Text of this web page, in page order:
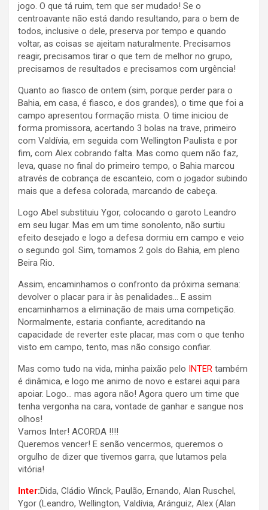
jogo. O que tá ruim, tem que ser mudado! Se o
centroavante não está dando resultando, para o bem de
todos, inclusive o dele, preserva por tempo e quando
voltar, as coisas se ajeitam naturalmente. Precisamos
reagir, precisamos tirar o que tem de melhor no grupo,
precisamos de resultados e precisamos com urgência!
Quanto ao fiasco de ontem (sim, porque perder para o
Bahia, em casa, é fiasco, e dos grandes), o time que foi a
campo apresentou formação mista. O time iniciou de
forma promissora, acertando 3 bolas na trave, primeiro
com Valdívia, em seguida com Wellington Paulista e por
fim, com Alex cobrando falta. Mas como quem não faz,
leva, quase no final do primeiro tempo, o Bahia marcou
através de cobrança de escanteio, com o jogador subindo
mais que a defesa colorada, marcando de cabeça.
Logo Abel substituiu Ygor, colocando o garoto Leandro
em seu lugar. Mas em um time sonolento, não surtiu
efeito desejado e logo a defesa dormiu em campo e veio
o segundo gol. Sim, tomamos 2 gols do Bahia, em pleno
Beira Rio.
Assim, encaminhamos o confronto da próxima semana:
devolver o placar para ir às penalidades… E assim
encaminhamos a eliminação de mais uma competição.
Normalmente, estaria confiante, acreditando na
capacidade de reverter este placar, mas com o que tenho
visto em campo, tento, mas não consigo confiar.
Mas como tudo na vida, minha paixão pelo INTER também
é dinâmica, e logo me animo de novo e estarei aqui para
apoiar. Logo… mas agora não! Agora quero um time que
tenha vergonha na cara, vontade de ganhar e sangue nos
olhos!
Vamos Inter! ACORDA !!!!
Queremos vencer! E senão vencermos, queremos o
orgulho de dizer que tivemos garra, que lutamos pela
vitória!
Inter:Dida, Cládio Winck, Paulão, Ernando, Alan Ruschel,
Ygor (Leandro, Wellington, Valdívia, Aránguiz, Alex (Alan